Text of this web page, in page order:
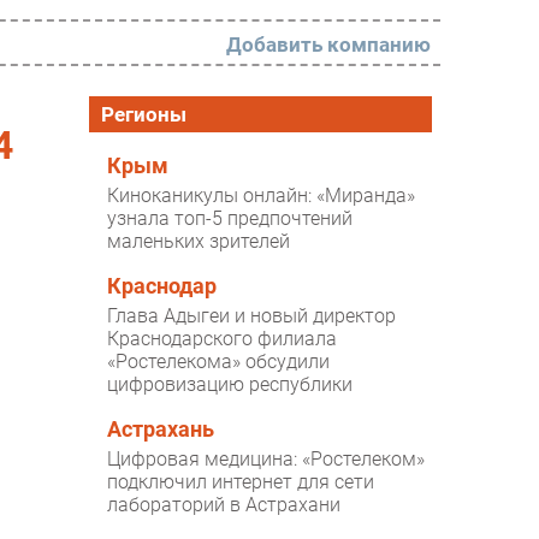
РАЗДЕЛЫ
Новости
Аналитика
Интервью
Мероприятия
Проекты
IT класс
Каталог компаний
Добавить компанию
Регионы
Крым
Киноканикулы онлайн: «Миранда»
узнала топ-5 предпочтений
маленьких зрителей
Краснодар
Глава Адыгеи и новый директор
Краснодарского филиала
«Ростелекома» обсудили
цифровизацию республики
Астрахань
Цифровая медицина: «Ростелеком»
подключил интернет для сети
лабораторий в Астрахани